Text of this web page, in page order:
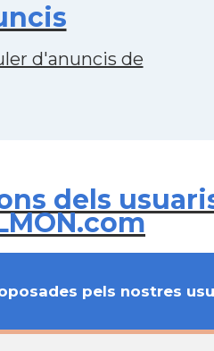
d'anuncis de
dels
pels nostres